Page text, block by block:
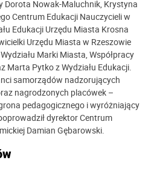
Nowak-Maluchnik, Krystyna
Centrum Edukacji Nauczycieli w
Edukacji Urzędu Miasta Krosna
Urzędu Miasta w Rzeszowie
Marki Miasta, Współpracy
Marta Pytko z Wydziału Edukacji.
samorządów nadzorujących
nagrodzonych placówek –
pedagogicznego i wyróżniający
dyrektor Centrum
Damian Gębarowski.